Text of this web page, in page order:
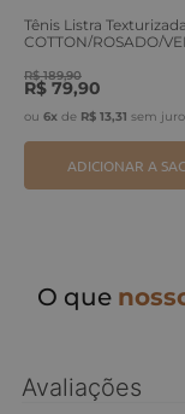
Tênis Listra
COTTON/ROSADO/
R$ 189,90
R$ 79,90
ou 6x de R$ 13,31 sem
ADICIONAR A
O que
Avaliações